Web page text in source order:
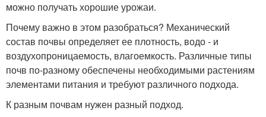
можно получать хорошие урожаи.
Почему важно в этом разобраться? Механический
состав почвы определяет ее плотность, водо - и
воздухопроницаемость, влагоемкость. Различные типы
почв по-разному обеспечены необходимыми растениям
элементами питания и требуют различного подхода.
К разным почвам нужен разный подход.